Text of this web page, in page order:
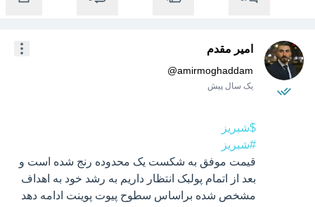
امیر مقدم
@amirmoghaddam
یک سال پیش
$شبریز
#شبریز